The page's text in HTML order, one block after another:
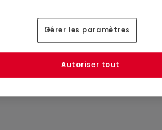
En cours
Gérer les paramètres
Autoriser tout